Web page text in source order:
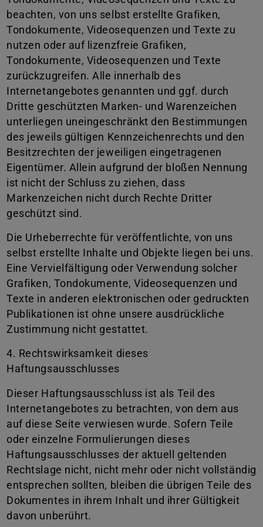
beachten, von uns selbst erstellte Grafiken,
Tondokumente, Videosequenzen und Texte zu
nutzen oder auf lizenzfreie Grafiken,
Tondokumente, Videosequenzen und Texte
zurückzugreifen. Alle innerhalb des
Internetangebotes genannten und ggf. durch
Dritte geschützten Marken- und Warenzeichen
unterliegen uneingeschränkt den Bestimmungen
des jeweils gültigen Kennzeichenrechts und den
Besitzrechten der jeweiligen eingetragenen
Eigentümer. Allein aufgrund der bloßen Nennung
ist nicht der Schluss zu ziehen, dass
Markenzeichen nicht durch Rechte Dritter
geschützt sind.
Die Urheberrechte für veröffentlichte, von uns
selbst erstellte Inhalte und Objekte liegen bei uns.
Eine Vervielfältigung oder Verwendung solcher
Grafiken, Tondokumente, Videosequenzen und
Texte in anderen elektronischen oder gedruckten
Publikationen ist ohne unsere ausdrückliche
Zustimmung nicht gestattet.
4. Rechtswirksamkeit dieses
Haftungsausschlusses
Dieser Haftungsausschluss ist als Teil des
Internetangebotes zu betrachten, von dem aus
auf diese Seite verwiesen wurde. Sofern Teile
oder einzelne Formulierungen dieses
Haftungsausschlusses der aktuell geltenden
Rechtslage nicht, nicht mehr oder nicht vollständig
entsprechen sollten, bleiben die übrigen Teile des
Dokumentes in ihrem Inhalt und ihrer Gültigkeit
davon unberührt.